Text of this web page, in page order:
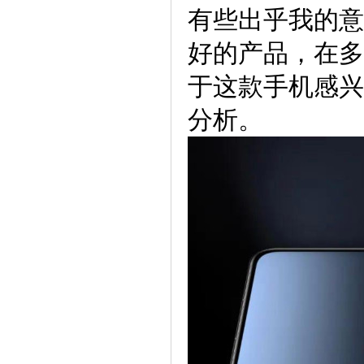
有些出乎我的
好的产品，在
于这款手机感
分析。